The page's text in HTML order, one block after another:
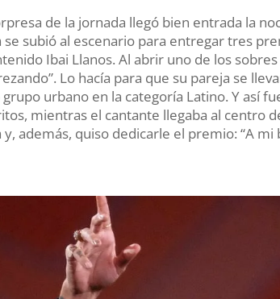
de la jornada llegó bien entrada la
se subió al escenario para entregar tres
Ibai Llanos. Al abrir uno de los
Lo hacía para que su pareja se
urbano en la categoría Latino. Y así
mientras el cantante llegaba al centro
y, además, quiso dedicarle el premio: “A mi